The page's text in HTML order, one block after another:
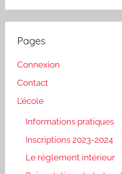
Pages
Connexion
Contact
L’école
Informations pratiques
Inscriptions 2023-2024
Le règlement intérieur